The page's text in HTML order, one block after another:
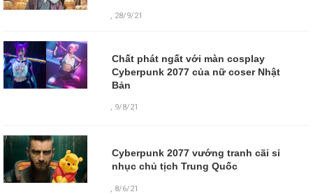
, 28/9/21
Chất phát ngất với màn cosplay
Cyberpunk 2077 của nữ coser Nhật
Bản
, 9/8/21
Cyberpunk 2077 vướng tranh cãi sỉ
nhục chủ tịch Trung Quốc
8/6/21